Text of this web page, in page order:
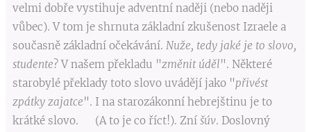
velmi dobře vystihuje adventní naději (nebo naději
vůbec). V tom je shrnuta základní zkušenost Izraele a
současně základní očekávání. Nuže, tedy jaké je to slovo,
studente? V našem překladu "změnit úděl". Některé
starobylé překlady toto slovo uvádějí jako "přivést
zpátky zajatce". I na starozákonní hebrejštinu je to
krátké slovo. (A to je co říct!). Zní šúv. Doslovný